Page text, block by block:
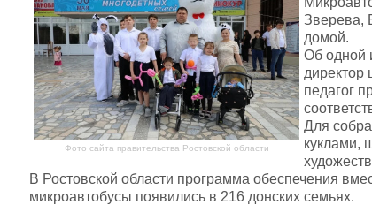
Фото сайта правительства Ростовской области
Зверева,
домой.
Об одной
директор
педагог
Для
куклами,
В Ростовской области программа обеспечения
микроавтобусы появились в 216 донских семьях.